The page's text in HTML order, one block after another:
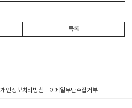
목록
개인정보처리방침 이메일무단수집거부